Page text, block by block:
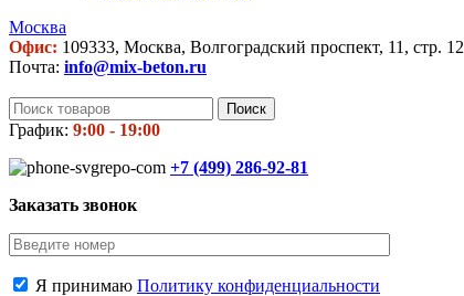
Москва
Офис: 109333, Москва, Волгоградский проспект, 11, стр. 12
Почта: info@mix-beton.ru
Поиск
График: 9:00 - 19:00
+7 (499) 286-92-81
Заказать звонок
Я принимаю Политику конфиденциальности